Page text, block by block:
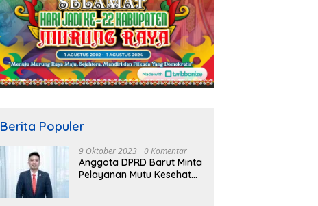
Berita Populer
9 Oktober 2023 0 Komentar
Anggota DPRD Barut Minta
Pelayanan Mutu Kesehatan